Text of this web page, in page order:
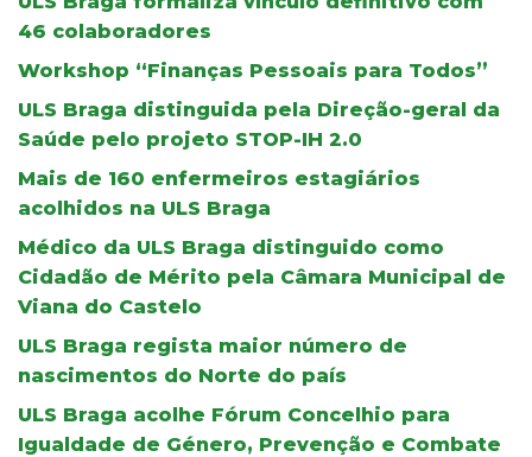
46 colaboradores
Workshop “Finanças Pessoais para Todos”
ULS Braga distinguida pela Direção-geral da
Saúde pelo projeto STOP-IH 2.0
Mais de 160 enfermeiros estagiários
acolhidos na ULS Braga
Médico da ULS Braga distinguido como
Cidadão de Mérito pela Câmara Municipal de
Viana do Castelo
ULS Braga regista maior número de
nascimentos do Norte do país
ULS Braga acolhe Fórum Concelhio para
Igualdade de Género, Prevenção e Combate